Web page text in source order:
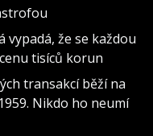
vypadá, že se každou
tisíců korun
transakcí běží na
Nikdo ho neumí